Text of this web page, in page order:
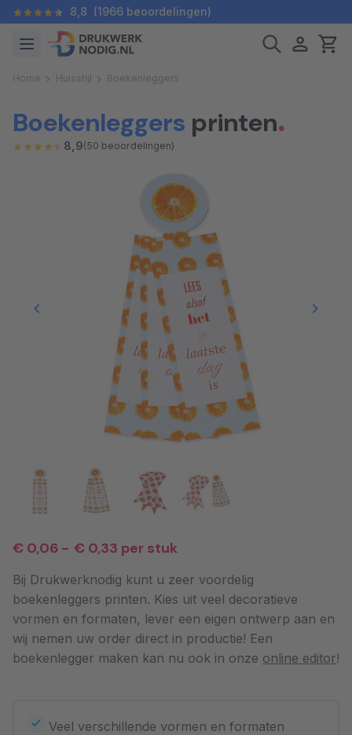
8,8 (1966 beoordelingen)
Home Huisstijl Boekenleggers
Boekenleggers printen
8,9(50 beoordelingen)
€ 0,06 - € 0,33 per stuk
Bij Drukwerknodig kunt u zeer voordelig
boekenleggers printen. Kies uit veel decoratieve
vormen en formaten, lever een eigen ontwerp aan en
wij nemen uw order direct in productie! Een
boekenlegger maken kan nu ook in onze online editor!
Veel verschillende vormen en formaten